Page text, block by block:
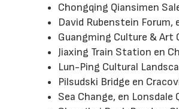
Chongqing Qiansimen
David Rubenstein Forum,
Guangming Culture & Art
Jiaxing Train Station en
Lun-Ping Cultural
Pilsudski Bridge en
Sea Change, en Lonsdale